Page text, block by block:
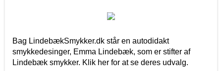
Bag LindebækSmykker.dk står en autodidakt
smykkedesinger, Emma Lindebæk, som er stifter af
Lindebæk smykker. Klik her for at se deres udvalg.